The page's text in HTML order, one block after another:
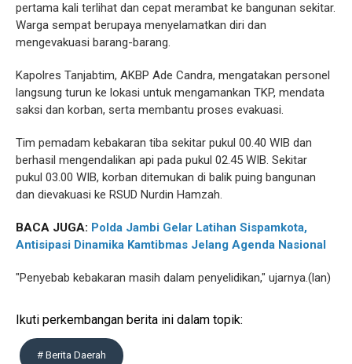
pertama kali terlihat dan cepat merambat ke bangunan sekitar.
Warga sempat berupaya menyelamatkan diri dan
mengevakuasi barang-barang.
Kapolres Tanjabtim, AKBP Ade Candra, mengatakan personel
langsung turun ke lokasi untuk mengamankan TKP, mendata
saksi dan korban, serta membantu proses evakuasi.
Tim pemadam kebakaran tiba sekitar pukul 00.40 WIB dan
berhasil mengendalikan api pada pukul 02.45 WIB. Sekitar
pukul 03.00 WIB, korban ditemukan di balik puing bangunan
dan dievakuasi ke RSUD Nurdin Hamzah.
BACA JUGA: Polda Jambi Gelar Latihan Sispamkota,
Antisipasi Dinamika Kamtibmas Jelang Agenda Nasional
"Penyebab kebakaran masih dalam penyelidikan," ujarnya.(lan)
Ikuti perkembangan berita ini dalam topik:
# Berita Daerah